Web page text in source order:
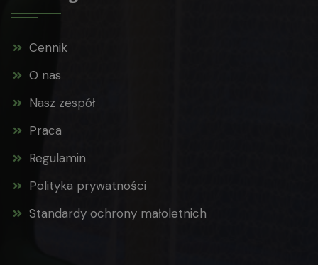
Cennik
O nas
Nasz zespół
Praca
Regulamin
Polityka prywatności
Standardy ochrony małoletnich